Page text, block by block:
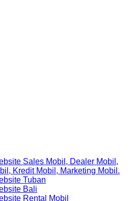
Sales Mobil, Dealer Mobil,
Kredit Mobil, Marketing Mobil.
Tuban
Bali
Rental Mobil